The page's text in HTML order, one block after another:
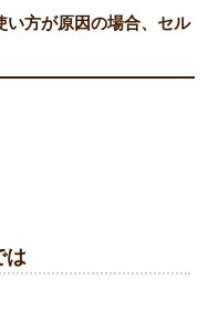
い方が原因の場合、セル
は